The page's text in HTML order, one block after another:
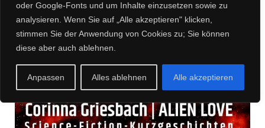
oder Google-Fonts und um Inhalte einzusetzen sowie zu
analysieren. Wenn Sie auf „Alle akzeptieren" klicken,
stimmen Sie der Anwendung von Cookies zu; Sie können
diese aber auch ablehnen.
Anpassen Alles ablehnen Alle akzeptieren
Posts about Corinna
Griesbach